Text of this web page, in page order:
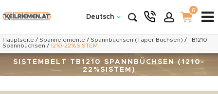
Deutsch
0
Hauptseite / Spannelemente / Spannbuchsen (Taper Buchsen) / TB1210
Spannbüchsen / 1210-22%SISTEM
SISTEMBELT TB1210 SPANNBÜCHSEN (1210-
22%SISTEM)